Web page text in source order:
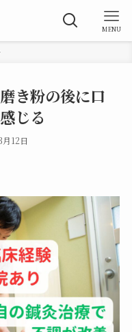
MENU
き粉の後に口
じる
12日